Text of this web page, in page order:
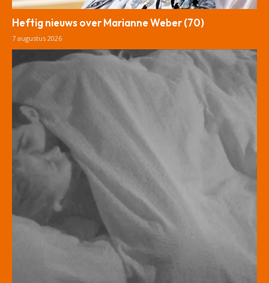
Heftig nieuws over Marianne Weber (70)
7 augustus 2026